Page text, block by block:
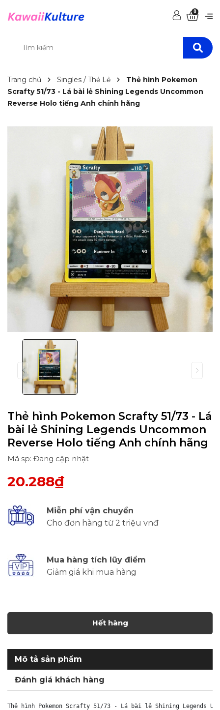
0
Trang chủ Singles / Thẻ Lẻ
Thẻ hình Pokemon
Scrafty 51/73 - Lá bài lẻ Shining Legends Uncommon
Reverse Holo tiếng Anh chính hãng
Thẻ hình Pokemon Scrafty 51/73 - Lá
bài lẻ Shining Legends Uncommon
Reverse Holo tiếng Anh chính hãng
Mã sp: Đang cập nhật
20.288₫
Miễn phí vận chuyển
Cho đơn hàng từ 2 triệu vnđ
Mua hàng tích lũy điểm
Giảm giá khi mua hàng
Hết hàng
Mô tả sản phẩm
Đánh giá khách hàng
Thẻ hình Pokemon Scrafty 51/73 - Lá bài lẻ Shining Legends